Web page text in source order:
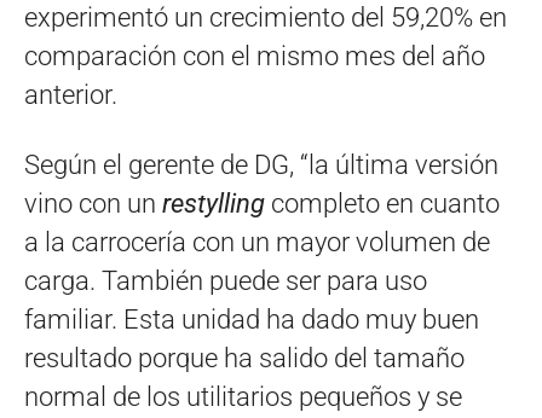
experimentó un crecimiento del 59,20% en
comparación con el mismo mes del año
anterior.
Según el gerente de DG, “la última versión
vino con un restylling completo en cuanto
a la carrocería con un mayor volumen de
carga. También puede ser para uso
familiar. Esta unidad ha dado muy buen
resultado porque ha salido del tamaño
normal de los utilitarios pequeños y se